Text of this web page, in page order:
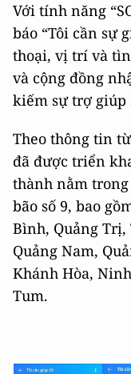
Với tính năng
báo “Tôi cần sự
thoại, vị trí và
và cộng đồng
kiếm sự trợ giúp
Theo thông tin
đã được triển
thành nằm
bão số 9, bao
Bình, Quảng
Quảng Nam,
Khánh Hòa,
Tum.